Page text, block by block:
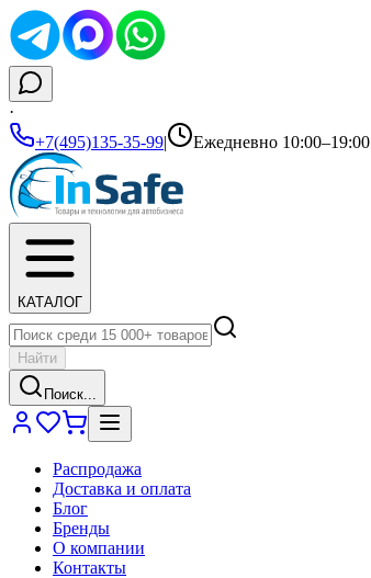
·
+7(495)135-35-99| Ежедневно 10:00–19:00
КАТАЛОГ
Найти
Поиск...
Распродажа
Доставка и оплата
Блог
Бренды
О компании
Контакты